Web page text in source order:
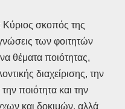
Κύριος σκοπός της
των φοιτητών
θέματα ποιότητας,
διαχείρισης, την
ποιότητα και την
και δοκιμών, αλλά